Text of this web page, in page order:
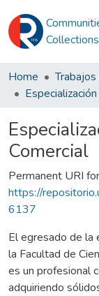
Collections
Home
Comercial
Permanent URI
https://
6137
El egresado de la
la Facultad de
es un profesional
adquiriendo